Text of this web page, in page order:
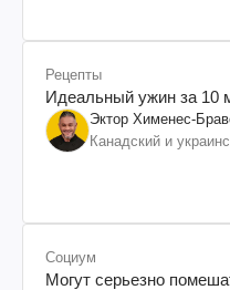
Рецепты
Идеальный ужин за 10
Эктор Хименес-
Канадский и
Социум
Могут серьезно